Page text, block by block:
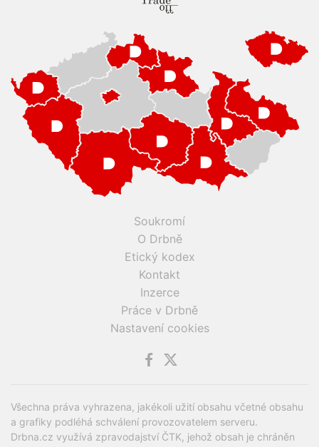
Soukromí
O Drbně
Etický kodex
Kontakt
Inzerce
Práce v Drbně
Nastavení cookies
Všechna práva vyhrazena, jakékoli užití obsahu včetné obsahu
a grafiky podléhá schválení provozovatelem serveru.
Drbna.cz využívá zpravodajství ČTK, jehož obsah je chráněn